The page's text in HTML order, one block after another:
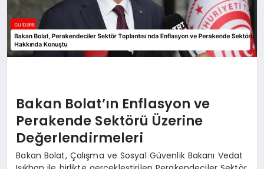
Bakan Bolat’ın Enflasyon ve
Perakende Sektörü Üzerine
Değerlendirmeleri
Bakan Bolat, Çalışma ve Sosyal Güvenlik Bakanı Vedat